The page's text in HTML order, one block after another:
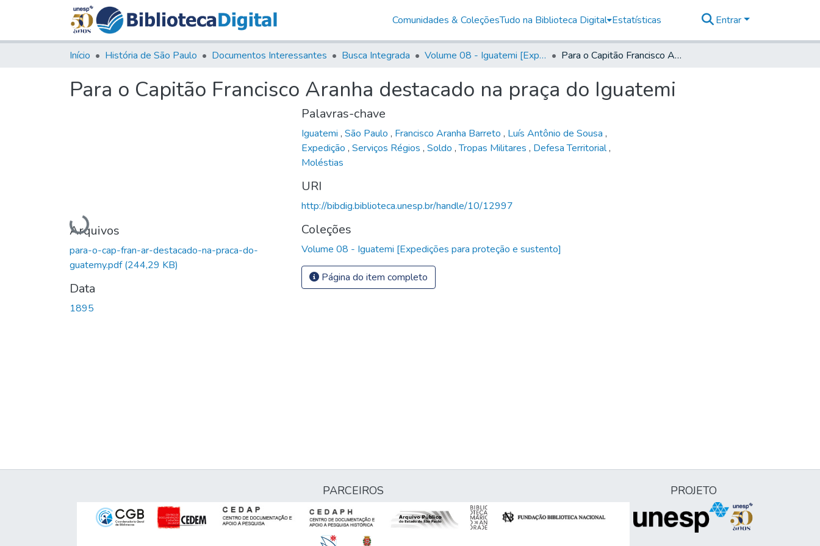
Comunidades & ColeçõesTudo na Biblioteca Digital Estatísticas Entrar
Início História de São Paulo Documentos Interessantes Busca Integrada Volume 08 - Iguatemi [Expedições para proteção e sustento] Para o Capitão Francisco Aranha destacado na praça do Iguatemi
Para o Capitão Francisco Aranha destacado na praça do Iguatemi
Carregando...
Arquivos
para-o-cap-fran-ar-destacado-na-praca-do-
guatemy.pdf(244,29 KB)
Data
1895
Palavras-chave
Iguatemi , São Paulo , Francisco Aranha Barreto , Luís Antônio de Sousa ,
Expedição , Serviços Régios , Soldo ,Tropas Militares , Defesa Territorial,
Moléstias
URI
http://bibdig.biblioteca.unesp.br/handle/10/12997
Coleções
Volume 08 - Iguatemi [Expedições para proteção e sustento]
Página do item completo
PARCEIROS PROJETO